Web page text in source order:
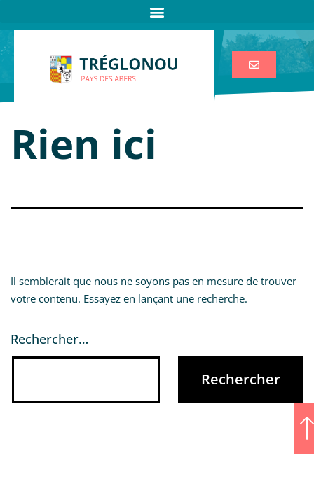
Rien ici
Il semblerait que nous ne soyons pas en mesure de trouver
votre contenu. Essayez en lançant une recherche.
Rechercher…